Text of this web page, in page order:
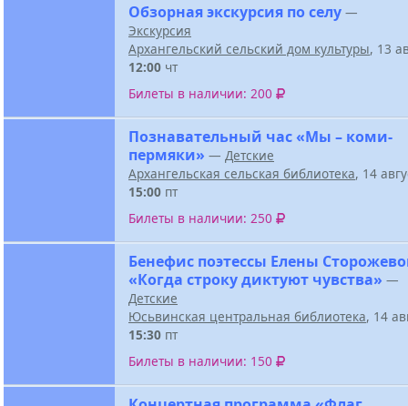
Обзорная экскурсия по селу —
Экскурсия
Архангельский сельский дом культуры, 13
12:00 чт
Билеты в наличии: 200
Познавательный час «Мы – коми-
пермяки» — Детские
Архангельская сельская библиотека, 14
15:00 пт
Билеты в наличии: 250
Бенефис поэтессы Елены
«Когда строку диктуют чувства» —
Детские
Юсьвинская центральная библиотека, 14
15:30 пт
Билеты в наличии: 150